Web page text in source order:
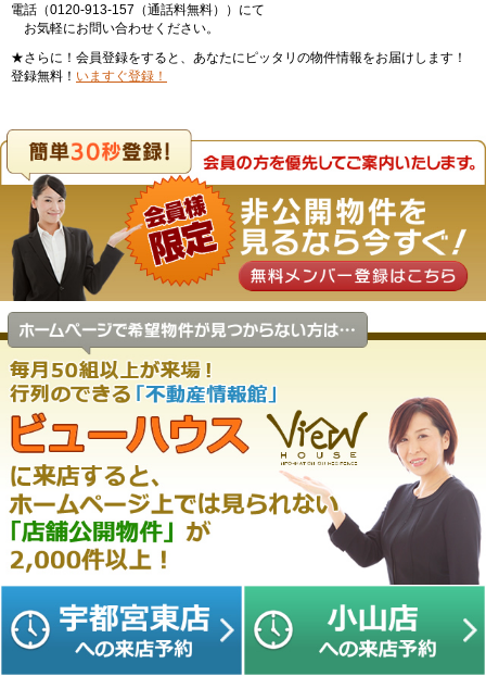
電話（0120-913-157（通話料無料））にて
お気軽にお問い合わせください。
★さらに！会員登録をすると、あなたにピッタリの物件情報をお届けします！
登録無料！ いますぐ登録！